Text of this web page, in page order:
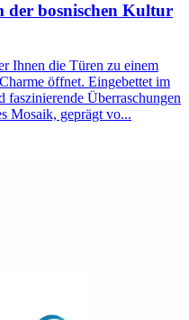
der bosnischen Kultur
Ihnen die Türen zu einem
öffnet. Eingebettet im
faszinierende Überraschungen
Mosaik, geprägt vo...